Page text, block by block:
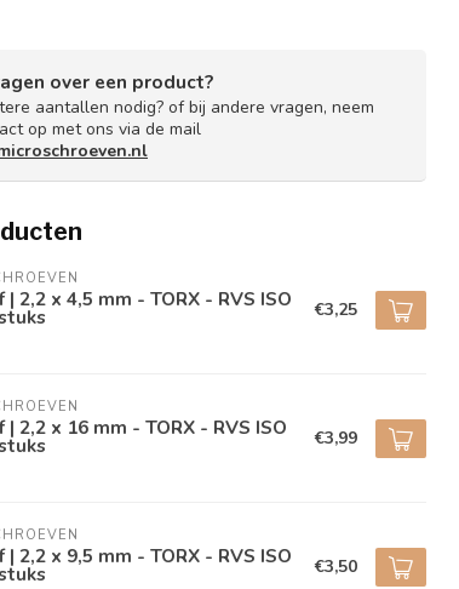
over een product?
aantallen nodig? of bij andere vragen, neem
op met ons via de mail
2,2 x 4,5 mm - TORX - RVS ISO €3,25
2,2 x 16 mm - TORX - RVS ISO €3,99
2,2 x 9,5 mm - TORX - RVS ISO €3,50